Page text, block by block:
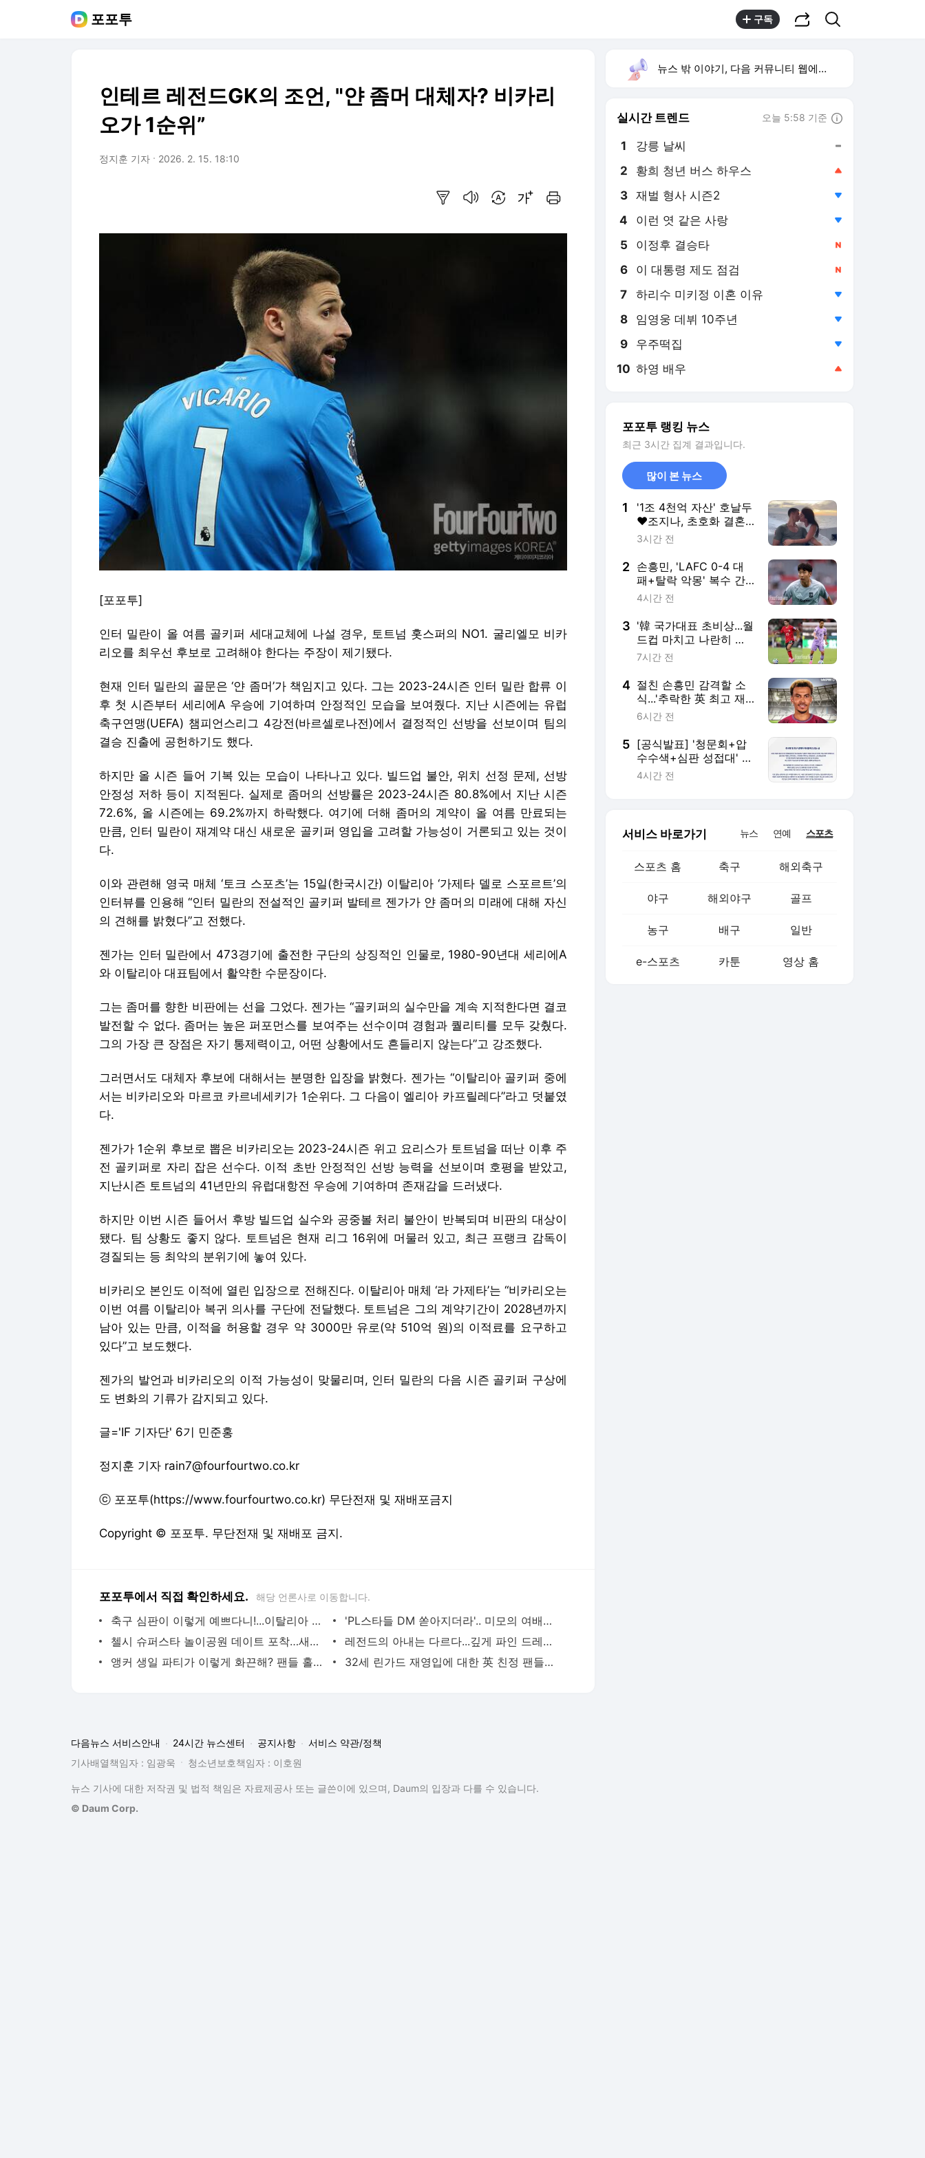
포포투 구독
인테르 레전드GK의 조언, "얀 좀머 대체자? 비카리
오가 1순위”
정지훈 기자 2026. 2. 15. 18:10
[포포투]
인터 밀란이 올 여름 골키퍼 세대교체에 나설 경우, 토트넘 홋스퍼의 NO1. 굴리엘모 비카
리오를 최우선 후보로 고려해야 한다는 주장이 제기됐다.
현재 인터 밀란의 골문은 ‘얀 좀머’가 책임지고 있다. 그는 2023-24시즌 인터 밀란 합류 이
후 첫 시즌부터 세리에A 우승에 기여하며 안정적인 모습을 보여줬다. 지난 시즌에는 유럽
축구연맹(UEFA) 챔피언스리그 4강전(바르셀로나전)에서 결정적인 선방을 선보이며 팀의
결승 진출에 공헌하기도 했다.
하지만 올 시즌 들어 기복 있는 모습이 나타나고 있다. 빌드업 불안, 위치 선정 문제, 선방
안정성 저하 등이 지적된다. 실제로 좀머의 선방률은 2023-24시즌 80.8%에서 지난 시즌
72.6%, 올 시즌에는 69.2%까지 하락했다. 여기에 더해 좀머의 계약이 올 여름 만료되는
만큼, 인터 밀란이 재계약 대신 새로운 골키퍼 영입을 고려할 가능성이 거론되고 있는 것이
다.
이와 관련해 영국 매체 ‘토크 스포츠’는 15일(한국시간) 이탈리아 ‘가제타 델로 스포르트’의
인터뷰를 인용해 “인터 밀란의 전설적인 골키퍼 발테르 젠가가 얀 좀머의 미래에 대해 자신
의 견해를 밝혔다”고 전했다.
젠가는 인터 밀란에서 473경기에 출전한 구단의 상징적인 인물로, 1980-90년대 세리에A
와 이탈리아 대표팀에서 활약한 수문장이다.
그는 좀머를 향한 비판에는 선을 그었다. 젠가는 “골키퍼의 실수만을 계속 지적한다면 결코
발전할 수 없다. 좀머는 높은 퍼포먼스를 보여주는 선수이며 경험과 퀄리티를 모두 갖췄다.
그의 가장 큰 장점은 자기 통제력이고, 어떤 상황에서도 흔들리지 않는다”고 강조했다.
그러면서도 대체자 후보에 대해서는 분명한 입장을 밝혔다. 젠가는 “이탈리아 골키퍼 중에
서는 비카리오와 마르코 카르네세키가 1순위다. 그 다음이 엘리아 카프릴레다”라고 덧붙였
다.
젠가가 1순위 후보로 뽑은 비카리오는 2023-24시즌 위고 요리스가 토트넘을 떠난 이후 주
전 골키퍼로 자리 잡은 선수다. 이적 초반 안정적인 선방 능력을 선보이며 호평을 받았고,
지난시즌 토트넘의 41년만의 유럽대항전 우승에 기여하며 존재감을 드러냈다.
하지만 이번 시즌 들어서 후방 빌드업 실수와 공중볼 처리 불안이 반복되며 비판의 대상이
됐다. 팀 상황도 좋지 않다. 토트넘은 현재 리그 16위에 머물러 있고, 최근 프랭크 감독이
경질되는 등 최악의 분위기에 놓여 있다.
비카리오 본인도 이적에 열린 입장으로 전해진다. 이탈리아 매체 ‘라 가제타’는 “비카리오는
이번 여름 이탈리아 복귀 의사를 구단에 전달했다. 토트넘은 그의 계약기간이 2028년까지
남아 있는 만큼, 이적을 허용할 경우 약 3000만 유로(약 510억 원)의 이적료를 요구하고
있다”고 보도했다.
젠가의 발언과 비카리오의 이적 가능성이 맞물리며, 인터 밀란의 다음 시즌 골키퍼 구상에
도 변화의 기류가 감지되고 있다.
글='IF 기자단' 6기 민준홍
정지훈 기자 rain7@fourfourtwo.co.kr
ⓒ 포포투(https://www.fourfourtwo.co.kr) 무단전재 및 재배포금지
Copyright © 포포투. 무단전재 및 재배포 금지.
포포투에서 직접 확인하세요. 해당 언론사로 이동합니다.
축구 심판이 이렇게 예쁘다니!...이탈리아 뒤집어진 '천상 미모'
'PL스타들 DM 쏟아지더라'.. 미모의 여배우 대체 누구길래?
첼시 슈퍼스타 놀이공원 데이트 포착…새여친도 ‘대단하네’
레전드의 아내는 다르다...깊게 파인 드레스 '시선 강탈'
앵커 생일 파티가 이렇게 화끈해? 팬들 홀린 '파격 시스루'
32세 린가드 재영입에 대한 英 친정 팬들의 대답은 이랬다
뉴스 밖 이야기, 다음 커뮤니티 웹에서 보기
실시간 트렌드 오늘 5:58 기준
1 강릉 날씨
2 황희 청년 버스 하우스
3 재벌 형사 시즌2
4 이런 엿 같은 사랑
5 이정후 결승타
6 이 대통령 제도 점검
7 하리수 미키정 이혼 이유
8 임영웅 데뷔 10주년
9 우주떡집
10 하영 배우
포포투 랭킹 뉴스
최근 3시간 집계 결과입니다.
많이 본 뉴스
1
'1조 4천억 자산' 호날두
♥조지나, 초호화 결혼
식 올린다...럭셔리 웨딩
공개
3시간 전
2 손흥민, 'LAFC 0-4 대
패+탈락 악몽' 복수 간
다...'챔피언스컵 우승팀'
매치
4시간 전
3 '韓 국가대표 초비상...월
드컵 마치고 나란히 쓰
러졌다, 옌스 카스트로
복귀 시동
7시간 전
4 절친 손흥민 감격할 소
식...'추락한 英 최고 재
능' 잉글랜드 복귀 조짐,
훈련 포착
6시간 전
5 [공식발표] '청문회+압
수수색+심판 성접대' 벼
랑 끝 축구협회, 사과문
4시간 전
서비스 바로가기 뉴스 연예 스포츠
스포츠 홈 축구 해외축구
야구 해외야구 골프
농구 배구 일반
e-스포츠 카툰 영상 홈
다음뉴스 서비스안내 24시간 뉴스센터 공지사항
서비스 약관/정책
기사배열책임자 : 임광욱
청소년보호책임자 : 이호원
뉴스 기사에 대한 저작권 및 법적 책임은 자료제공사 또는 글쓴이에 있으며, Daum의 입장과 다를 수 있습니다.
© Daum Corp.